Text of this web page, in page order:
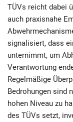
TÜVs reicht dabei
auch praxisnahe
signalisiert, dass
unternimmt, um
Verantwortung
Regelmäßige
Bedrohungen sind
hohen Niveau zu
des TÜVs setzt,